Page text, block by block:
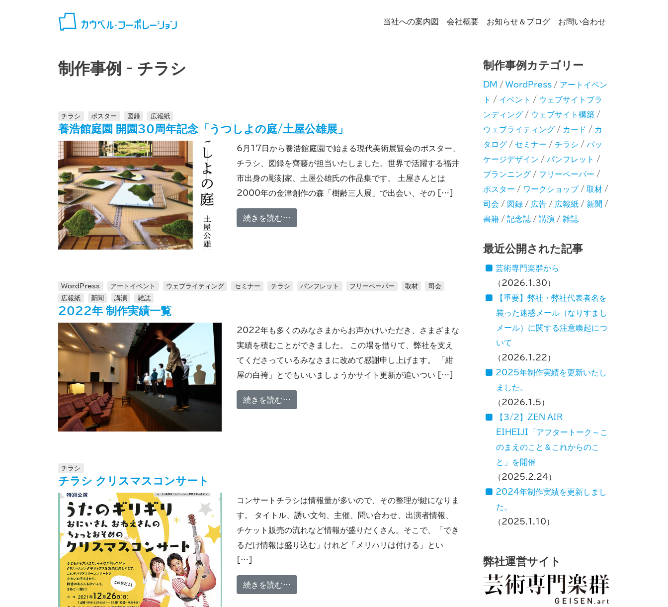
当社への案内図 会社概要 お知らせ＆ブログ お問い合わせ
制作事例 - チラシ
チラシ ポスター 図録 広報紙
養浩館庭園 開園30周年記念「うつしよの庭/土屋公雄展」
6月17日から養浩館庭園で始まる現代美術展覧会のポスター、
チラシ、図録を齊藤が担当いたしました。世界で活躍する福井
市出身の彫刻家、土屋公雄氏の作品集です。 土屋さんとは
2000年の金津創作の森「樹齢三人展」で出会い、その […]
続きを読む…from 養浩館庭園 開園30周年記念「うつしよの庭/土屋公雄展」
WordPress アートイベント ウェブライティング セミナー チラシ パンフレット フリーペーパー 取材
司会
広報紙
新聞 講演 雑誌
2022年 制作実績一覧
2022年も多くのみなさまからお声かけいただき、さまざまな
実績を積むことができました。 この場を借りて、弊社を支え
てくださっているみなさまに改めて感謝申し上げます。 「紺
屋の白袴」とでもいいましょうかサイト更新が追いつい […]
続きを読む…from 2022年 制作実績一覧
チラシ
チラシ クリスマスコンサート
コンサートチラシは情報量が多いので、その整理が鍵になりま
す。 タイトル、誘い文句、主催、問い合わせ、出演者情報、
チケット販売の流れなど情報が盛りだくさん。そこで、「でき
るだけ情報は盛り込む」けれど「メリハリは付ける」とい
[…]
続きを読む…from チラシ クリスマスコンサート
制作事例カテゴリー
DM / WordPress / アートイベン
ト
/ イベント / ウェブサイトブラ
ンディング / ウェブサイト構築 /
ウェブライティング / カード / カ
タログ / セミナー / チラシ / パッ
ケージデザイン / パンフレット
/
プランニング / フリーペーパー /
ポスター / ワークショップ/ 取材 /
司会 / 図録 / 広告 / 広報紙 / 新聞 /
書籍 / 記念誌 / 講演 / 雑誌
最近公開された記事
芸術専門楽群から
2026.1.30
【重要】弊社・弊社代表者名を
装った迷惑メール（なりすまし
メール）に関する注意喚起につ
いて
2026.1.22
2025年制作実績を更新いたし
ました。
2026.1.5
【3/2】ZEN AIR
EIHEIJI「アフタートーク～こ
のまえのこと＆これからのこ
と」を開催
2025.2.24
2024年制作実績を更新しまし
た。
2025.1.10
弊社運営サイト